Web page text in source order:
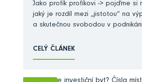
Jako profík profíkovi -> pojďme si
jaký je rozdíl mezi „jistotou“ na
a skutečnou svobodou v
CELÝ ČLÁNEK